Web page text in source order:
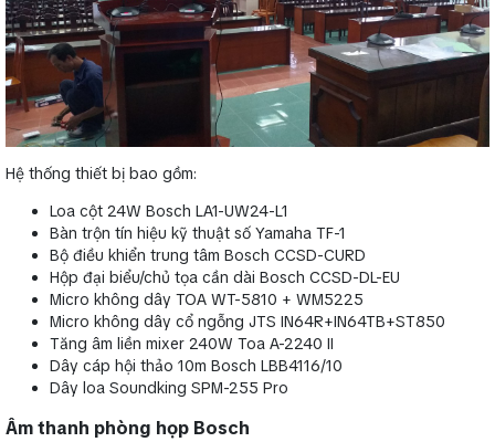
Hệ thống thiết bị bao gồm:
Loa cột 24W Bosch LA1-UW24-L1
Bàn trộn tín hiệu kỹ thuật số Yamaha TF-1
Bộ điều khiển trung tâm Bosch CCSD-CURD
Hộp đại biểu/chủ tọa cần dài Bosch CCSD-DL-EU
Micro không dây TOA WT-5810 + WM5225
Micro không dây cổ ngỗng JTS IN64R+IN64TB+ST850
Tăng âm liền mixer 240W Toa A-2240 II
Dây cáp hội thảo 10m Bosch LBB4116/10
Dây loa Soundking SPM-255 Pro
Âm thanh phòng họp Bosch